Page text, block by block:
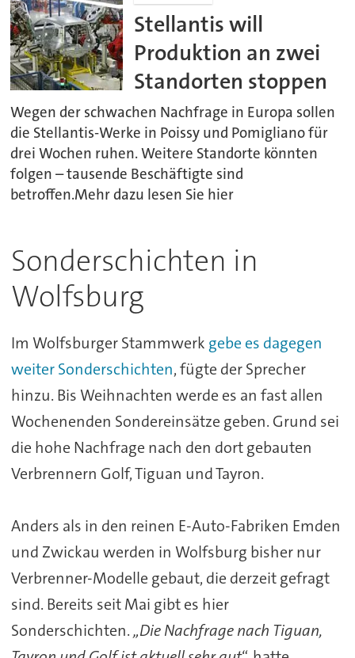
Stellantis will
Produktion an zwei
Standorten stoppen
Wegen der schwachen Nachfrage in Europa sollen
die Stellantis-Werke in Poissy und Pomigliano für
drei Wochen ruhen. Weitere Standorte könnten
folgen – tausende Beschäftigte sind
betroffen.Mehr dazu lesen Sie hier
Sonderschichten in
Wolfsburg
Im Wolfsburger Stammwerk gebe es dagegen
weiter Sonderschichten, fügte der Sprecher
hinzu. Bis Weihnachten werde es an fast allen
Wochenenden Sondereinsätze geben. Grund sei
die hohe Nachfrage nach den dort gebauten
Verbrennern Golf, Tiguan und Tayron.
Anders als in den reinen E-Auto-Fabriken Emden
und Zwickau werden in Wolfsburg bisher nur
Verbrenner-Modelle gebaut, die derzeit gefragt
sind. Bereits seit Mai gibt es hier
Sonderschichten.„Die Nachfrage nach Tiguan,